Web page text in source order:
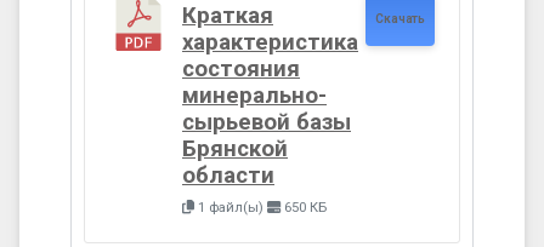
Краткая
характеристика
состояния
минерально-
сырьевой базы
Брянской
области
1 файл(ы) 650 КБ
Скачать